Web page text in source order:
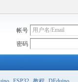
帐号
密码